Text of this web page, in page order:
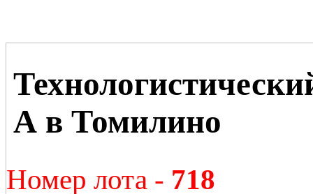
А в Томилино
Номер лота - 718